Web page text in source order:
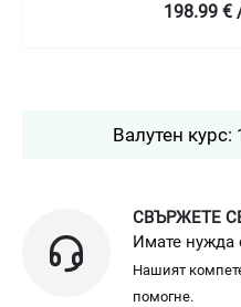
198.99 €
Валутен
СВЪРЖЕТЕ
Имате
Нашият
помогне.